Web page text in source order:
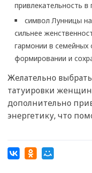
привлекательность в
символ Лунницы
сильнее
гармонии в
формировании и
Желательно
татуировки
дополнительно
энергетику, что